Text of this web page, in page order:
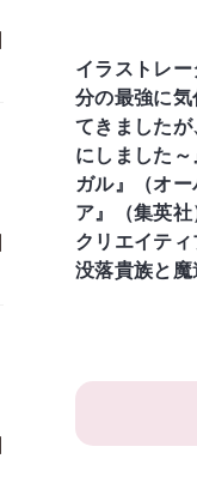
イラストレ
分の最強に
てきました
にしました
ガル』（オ
ア』（集英
クリエイテ
没落貴族と魔